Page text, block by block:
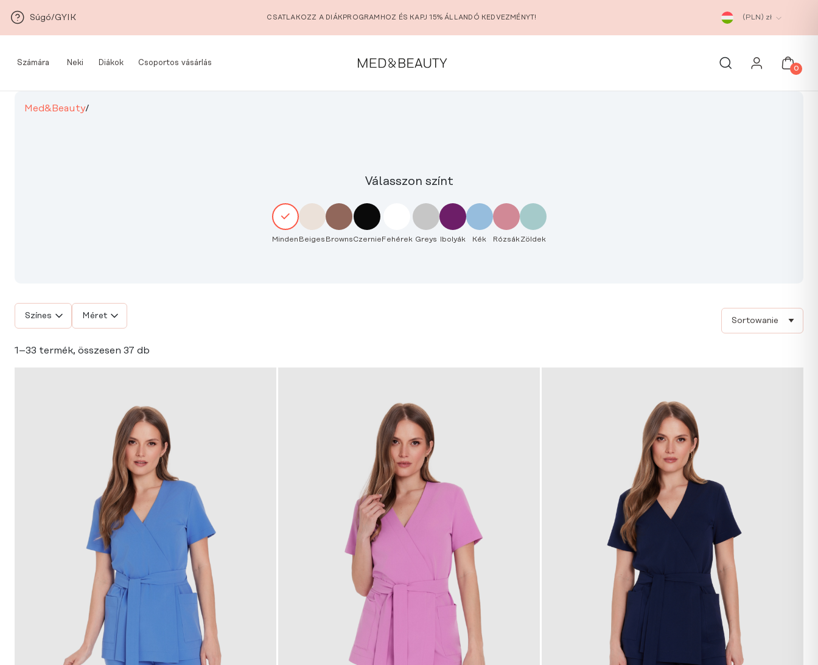
Súgó/GYIK CSATLAKOZZ A DIÁKPROGRAMHOZ ÉS KAPJ 15% ÁLLANDÓ KEDVEZMÉNYT! (PLN) zł
Számára Neki Diákok Csoportos vásárlás
0
Med&Beauty/
Válasszon színt
Minden Beiges BrownsCzernieFehérek Greys Ibolyák Kék RózsákZöldek
Színes Méret Sort products
1–33 termék, összesen 37 db